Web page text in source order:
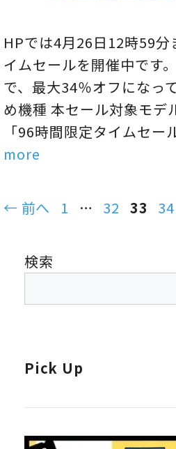
HPでは4月26日12時59分
イムセールを開催中です
で、最大34％オフになっ
め機種 本セール対象モデ
「96時間限定タイムセ
more
← 前へ
ペ
1 … ペ
32 ペ
33
ペ
34
検索
Pick Up